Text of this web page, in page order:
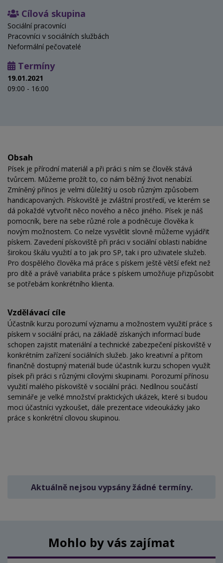
Cílová skupina
Sociální pracovníci
Pracovníci v sociálních službách
Neformální pečovatelé
Termíny
19.01.2021
09:00 - 16:00
Obsah
Písek je přírodní materiál a při práci s ním se člověk stává
tvůrcem. Můžeme prožít to, co nám běžný život nenabízí.
Zmíněný přínos je velmi důležitý u osob různým způsobem
handicapovaných. Pískoviště je zvláštní prostředí, ve kterém se
dá pokaždé vytvořit něco nového a něco jiného. Písek je náš
pomocník, bere na sebe různé role a podněcuje člověka k
novým možnostem. Co nelze vysvětlit slovně můžeme vyjádřit
pískem. Zavedení pískoviště při práci v sociální oblasti nabídne
širokou škálu využití a to jak pro SP, tak i pro uživatele služeb.
Pro dospělého člověka má práce s pískem ještě větší efekt než
pro dítě a právě variabilita práce s pískem umožňuje přizpůsobit
se potřebám konkrétního klienta.
Vzdělávací cíle
Účastník kurzu porozumí významu a možnostem využití práce s
pískem v sociální práci, na základě získaných informací bude
schopen zajistit materiální a technické zabezpečení pískoviště v
konkrétním zařízení sociálních služeb. Jako kreativní a přitom
finančně dostupný materiál bude účastník kurzu schopen využít
písek při práci s různými cílovými skupinami. Porozumí přínosu
využití malého pískoviště v sociální práci. Nedílnou součástí
semináře je velké množství praktických ukázek, které si budou
moci účastníci vyzkoušet, dále prezentace videoukázky jako
práce s konkrétní cílovou skupinou.
Aktuálně nejsou vypsány žádné termíny.
Mohlo by vás zajímat